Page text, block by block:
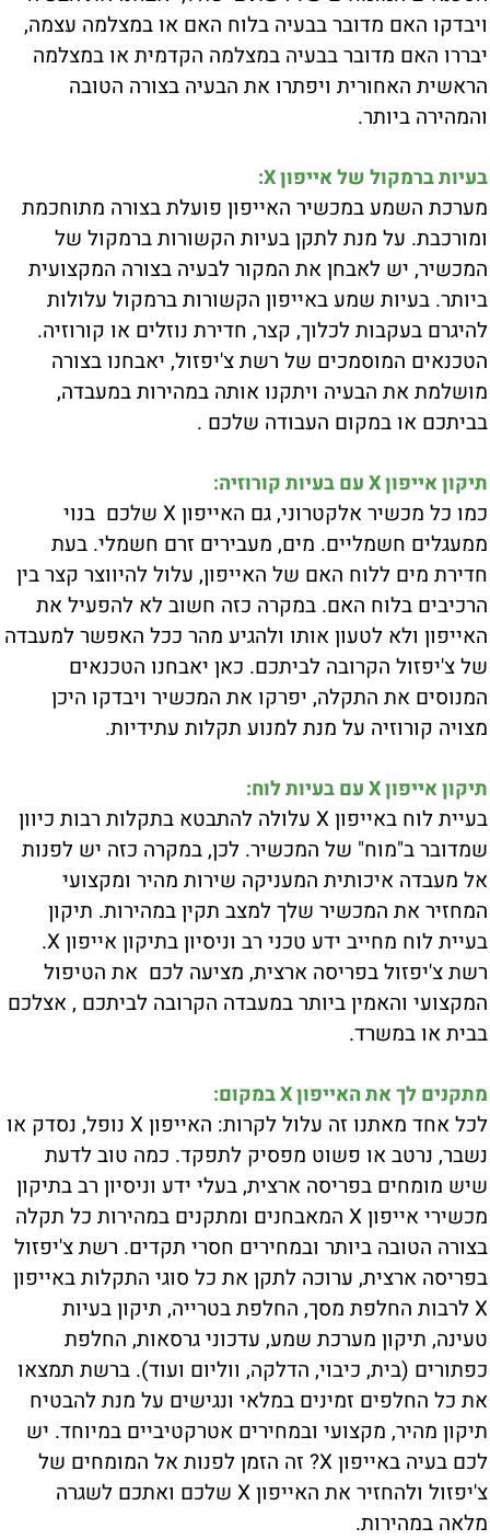
ויבדקו האם מדובר בבעיה בלוח האם או במצלמה עצמה,
יבררו האם מדובר בבעיה במצלמה הקדמית או במצלמה
הראשית האחורית ויפתרו את הבעיה בצורה הטובה
והמהירה ביותר.
בעיות ברמקול של אייפון X:
מערכת השמע במכשיר האייפון פועלת בצורה מתוחכמת
ומורכבת. על מנת לתקן בעיות הקשורות ברמקול של
המכשיר, יש לאבחן את המקור לבעיה בצורה המקצועית
ביותר. בעיות שמע באייפון הקשורות ברמקול עלולות
להיגרם בעקבות לכלוך, קצר, חדירת נוזלים או קורוזיה.
הטכנאים המוסמכים של רשת צ'יפזול, יאבחנו בצורה
מושלמת את הבעיה ויתקנו אותה במהירות במעבדה,
בביתכם או במקום העבודה שלכם .
תיקון אייפון X עם בעיות קורוזיה:
כמו כל מכשיר אלקטרוני, גם האייפון X שלכם בנוי
ממעגלים חשמליים. מים, מעבירים זרם חשמלי. בעת
חדירת מים ללוח האם של האייפון, עלול להיווצר קצר בין
הרכיבים בלוח האם. במקרה כזה חשוב לא להפעיל את
האייפון ולא לטעון אותו ולהגיע מהר ככל האפשר למעבדה
של צ'יפזול הקרובה לביתכם. כאן יאבחנו הטכנאים
המנוסים את התקלה, יפרקו את המכשיר ויבדקו היכן
מצויה קורוזיה על מנת למנוע תקלות עתידיות.
תיקון אייפון X עם בעיות לוח:
בעיית לוח באייפון X עלולה להתבטא בתקלות רבות כיוון
שמדובר ב"מוח" של המכשיר. לכן, במקרה כזה יש לפנות
אל מעבדה איכותית המעניקה שירות מהיר ומקצועי
המחזיר את המכשיר שלך למצב תקין במהירות. תיקון
בעיית לוח מחייב ידע טכני רב וניסיון בתיקון אייפון X.
רשת צ'יפזול בפריסה ארצית, מציעה לכם את הטיפול
המקצועי והאמין ביותר במעבדה הקרובה לביתכם , אצלכם
בבית או במשרד.
מתקנים לך את האייפון X במקום:
לכל אחד מאתנו זה עלול לקרות: האייפון X נופל, נסדק או
נשבר, נרטב או פשוט מפסיק לתפקד. כמה טוב לדעת
שיש מומחים בפריסה ארצית, בעלי ידע וניסיון רב בתיקון
מכשירי אייפון X המאבחנים ומתקנים במהירות כל תקלה
בצורה הטובה ביותר ובמחירים חסרי תקדים. רשת צ'יפזול
בפריסה ארצית, ערוכה לתקן את כל סוגי התקלות באייפון
X לרבות החלפת מסך, החלפת בטרייה, תיקון בעיות
טעינה, תיקון מערכת שמע, עדכוני גרסאות, החלפת
כפתורים (בית, כיבוי, הדלקה, ווליום ועוד). ברשת תמצאו
את כל החלפים זמינים במלאי ונגישים על מנת להבטיח
תיקון מהיר, מקצועי ובמחירים אטרקטיביים במיוחד. יש
לכם בעיה באייפון X? זה הזמן לפנות אל המומחים של
צ'יפזול ולהחזיר את האייפון X שלכם ואתכם לשגרה
מלאה במהירות.